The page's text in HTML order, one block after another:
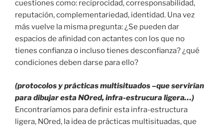
cuestiones como: reciprocidad, corresponsabilidad,
reputación, complementariedad, identidad. Una vez
más vuelve la misma pregunta: ¿Se pueden dar
espacios de afinidad con actantes con los que no
tienes confianza o incluso tienes desconfianza? ¿qué
condiciones deben darse para ello?
(protocolos y prácticas multisituados –que servirían
para dibujar esta NOred, infra-estrucura ligera…)
Encontraríamos para definir esta infra-estructura
ligera, NOred, la idea de prácticas multisituadas, que